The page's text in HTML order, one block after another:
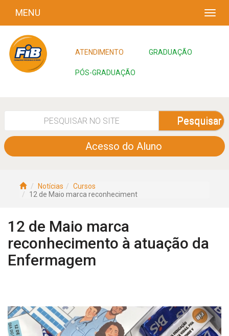
MENU
ATENDIMENTO GRADUAÇÃO
PÓS-GRADUAÇÃO
Pesquisar
Acesso do Aluno
Notícias
Cursos
12 de Maio marca reconheciment
12 de Maio marca
reconhecimento à atuação da
Enfermagem